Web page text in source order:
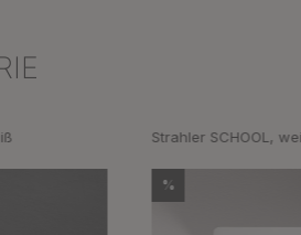
Strahler SCHOOL,
%